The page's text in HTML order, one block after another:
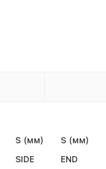
S (мм)
SIDE
S (мм)
END